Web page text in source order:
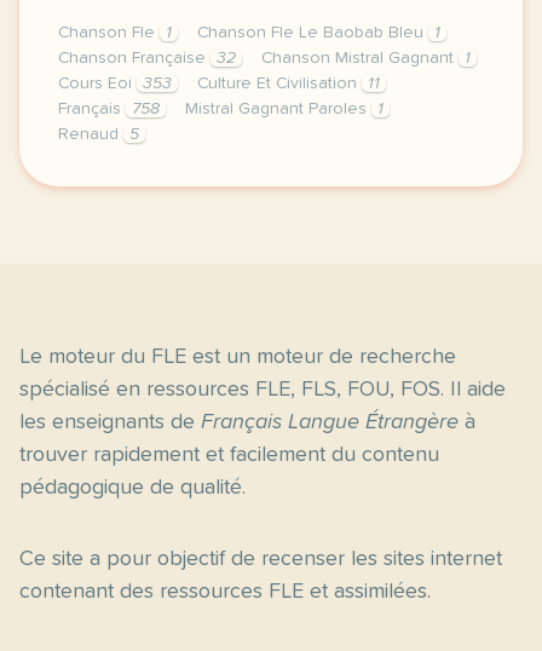
Chanson Fle 1 Chanson Fle Le Baobab Bleu
1
Chanson Française
32 Chanson Mistral Gagnant
1
Cours Eoi
353 Culture Et Civilisation
11
Français
758 Mistral Gagnant Paroles
1
Renaud
5
image pixabay comje vous laisse ici la chanson
Le moteur du FLE est un moteur de recherche
spécialisé en ressources FLE, FLS, FOU, FOS. Il aide
les enseignants de Français Langue Étrangère à
trouver rapidement et facilement du contenu
pédagogique de qualité.
Ce site a pour objectif de recenser les sites internet
contenant des ressources FLE et assimilées.